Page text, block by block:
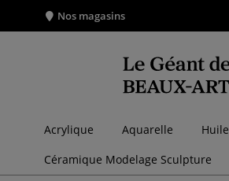
Nos magasins
Acrylique Aquarelle Huile
Céramique Modelage Sculpture